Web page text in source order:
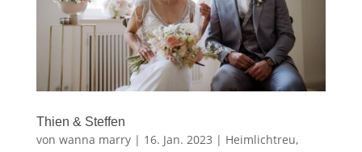
Thien & Steffen
von wanna marry| 16. Jan. 2023 | Heimlichtreu,